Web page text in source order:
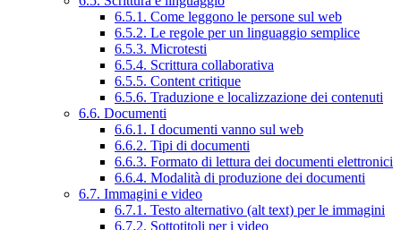
6.5.1. Come leggono le persone sul web
6.5.2. Le regole per un linguaggio semplice
6.5.3. Microtesti
6.5.4. Scrittura collaborativa
6.5.5. Content critique
6.5.6. Traduzione e localizzazione dei contenuti
6.6. Documenti
6.6.1. I documenti vanno sul web
6.6.2. Tipi di documenti
6.6.3. Formato di lettura dei documenti elettronici
6.6.4. Modalità di produzione dei documenti
6.7. Immagini e video
6.7.1. Testo alternativo (alt text) per le immagini
6.7.2. Sottotitoli per i video